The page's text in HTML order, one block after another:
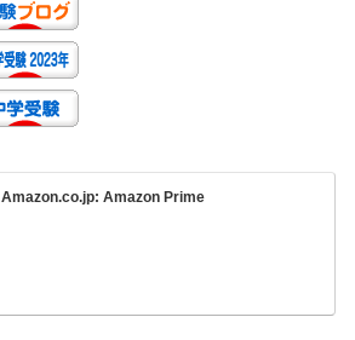
Amazon.co.jp: Amazon Prime